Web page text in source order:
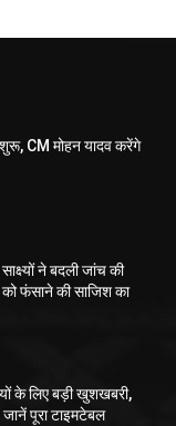
CM मोहन यादव करेंगे
ने बदली जांच की
को फंसाने की साजिश का
के लिए बड़ी खुशखबरी,
पूरा टाइमटेबल